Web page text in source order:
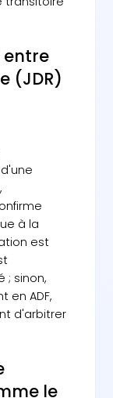
entre
(JDR)
à la
est
; sinon,
en ADF,
d'arbitrer
le